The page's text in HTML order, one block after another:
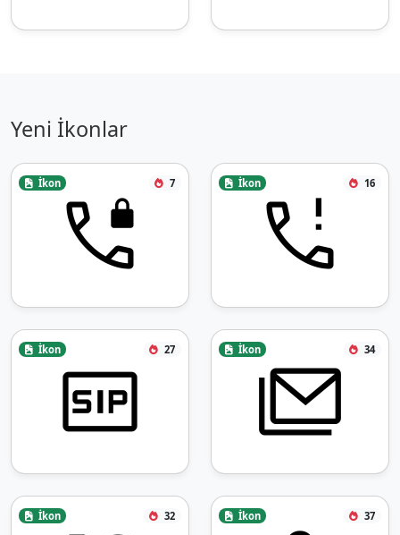
Yeni İkonlar
İkon 7 İkon 16
İkon 27 İkon 34
İkon 32 İkon 37